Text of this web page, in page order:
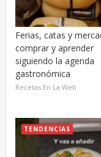
Ferias, catas y
comprar y aprender
siguiendo la agenda
gastronómica
Recetas En La Web
TENDENCIAS